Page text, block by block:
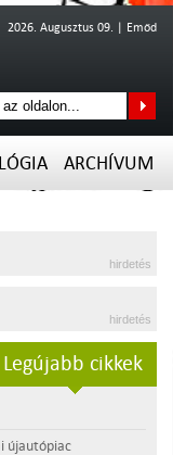
2026. Augusztus 09. | Emőd
ARCHÍVUM
hirdetés
hirdetés
Legújabb cikkek
újautópiac